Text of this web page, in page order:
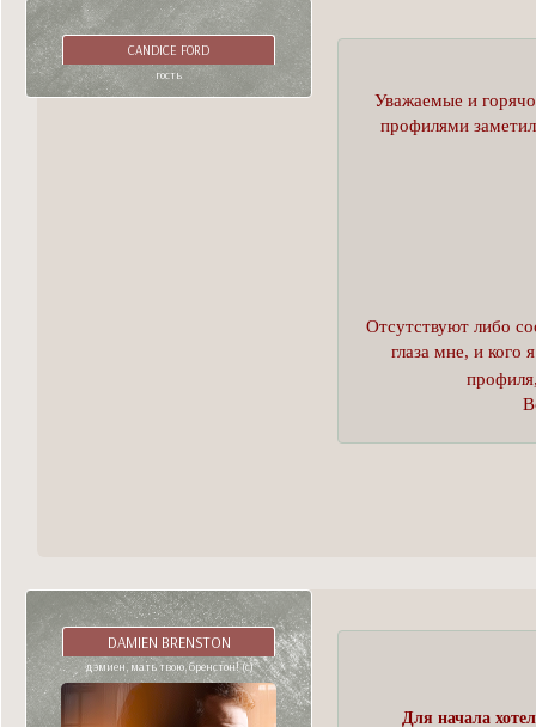
CANDICE FORD
гость
Уважаемые и
профилями
Отсутствуют либо
глаза мне, и кого
DAMIEN BRENSTON
дэмиен, мать твою, бренстон! (с)
Для начала